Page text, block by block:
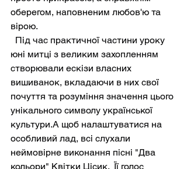
оберегом, наповненим любов'ю та
вірою.
Під час практичної частини уроку
юні митці з великим захопленням
створювали ескізи власних
вишиванок, вкладаючи в них свої
почуття та розуміння значення цього
унікального символу української
культури.А щоб налаштуватися на
особливий лад, всі слухали
неймовірне виконання пісні "Два
кольори" Квітки Цісик.  Її голос